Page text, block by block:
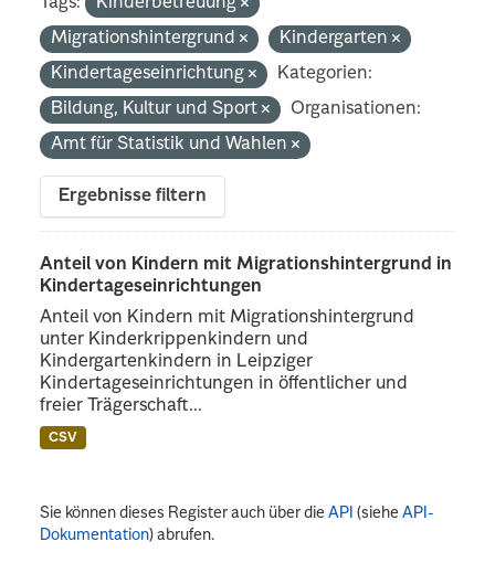
Migrationshintergrund
Kindergarten
Kindertageseinrichtung
Kategorien:
Bildung, Kultur und Sport
Organisationen:
Amt für Statistik und Wahlen
Ergebnisse filtern
Anteil von Kindern mit Migrationshintergrund in
Kindertageseinrichtungen
Anteil von Kindern mit Migrationshintergrund
unter Kinderkrippenkindern und
Kindergartenkindern in Leipziger
Kindertageseinrichtungen in öffentlicher und
freier Trägerschaft...
CSV
Sie können dieses Register auch über dieAPI (sieheAPI-
Dokumentation) abrufen.